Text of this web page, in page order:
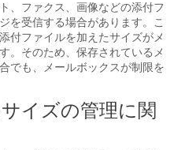
、ファクス、画像などの添付フ
を受信する場合があります。こ
付ファイルを加えたサイズがメ
。そのため、保存されているメ
でも、メールボックスが制限を
イズの管理に関